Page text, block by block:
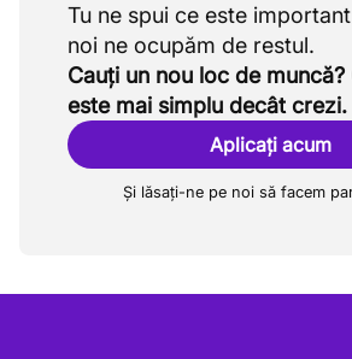
Tu ne spui ce este
Cauți un nou loc de
este mai simplu decât crezi.
Aplicați acum
Și lăsați-ne pe noi să facem